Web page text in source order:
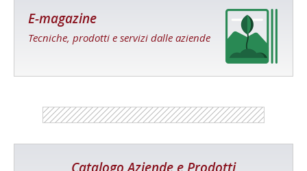
E-magazine
Tecniche, prodotti e servizi dalle aziende
Catalogo Aziende e Prodotti